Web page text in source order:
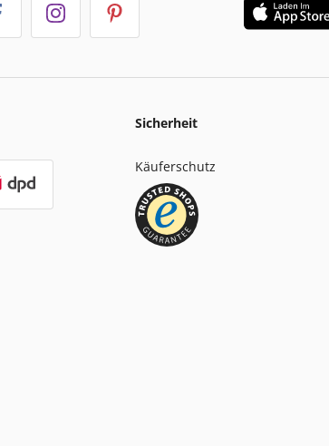
Sicherheit
Käuferschutz